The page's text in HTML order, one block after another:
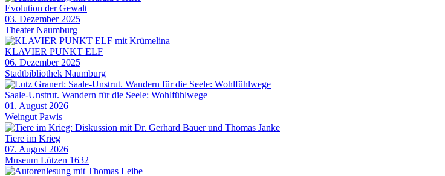
Evolution der Gewalt
03. Dezember 2025
Theater Naumburg
KLAVIER PUNKT ELF
06. Dezember 2025
Stadtbibliothek Naumburg
Saale-Unstrut. Wandern für die Seele: Wohlfühlwege
01. August 2026
Weingut Pawis
Tiere im Krieg
07. August 2026
Museum Lützen 1632